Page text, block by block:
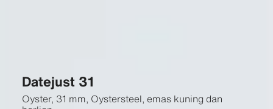
Datejust 31
Oyster, 31 mm, Oystersteel, emas kuning dan